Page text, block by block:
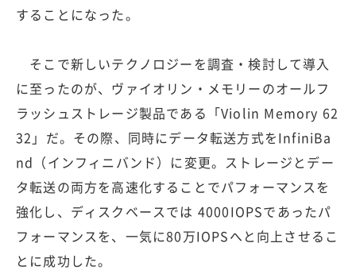
することになった。
そこで新しいテクノロジーを調査・検討して導入
に至ったのが、ヴァイオリン・メモリーのオールフ
ラッシュストレージ製品である「Violin Memory 62
32」だ。その際、同時にデータ転送方式をInfiniBa
nd（インフィニバンド）に変更。ストレージとデー
タ転送の両方を高速化することでパフォーマンスを
強化し、ディスクベースでは 4000IOPSであったパ
フォーマンスを、一気に80万IOPSへと向上させるこ
とに成功した。